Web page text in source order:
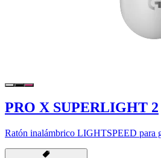
PRO X SUPERLIGHT 2
Ratón inalámbrico LIGHTSPEED para